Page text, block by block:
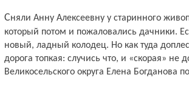
Сняли Анну Алексеевну у старинного живописного полуразвалившегося колодца, на
который потом и пожаловались дачники.
новый, ладный колодец. Но как туда
дорога топкая: случись что, и «скорая» не
Великосельского округа Елена Богданова